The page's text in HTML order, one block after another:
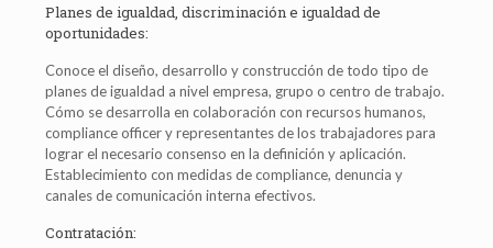
Planes de igualdad, discriminación e igualdad de
oportunidades:
Conoce el diseño, desarrollo y construcción de todo tipo de
planes de igualdad a nivel empresa, grupo o centro de trabajo.
Cómo se desarrolla en colaboración con recursos humanos,
compliance officer y representantes de los trabajadores para
lograr el necesario consenso en la definición y aplicación.
Establecimiento con medidas de compliance, denuncia y
canales de comunicación interna efectivos.
Contratación: